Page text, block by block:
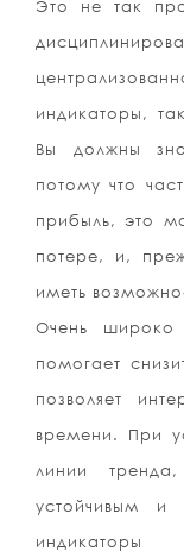
Это не так
индикаторы,
Вы должны
потому что
прибыль, это
потере, и,
иметь
Очень широко
помогает
позволяет
времени. При
линии
устойчивым и